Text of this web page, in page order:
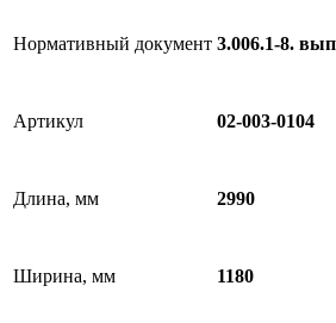
Нормативный документ 3.006.1-8.
Артикул 02-003-0104
Длина, мм 2990
Ширина, мм 1180